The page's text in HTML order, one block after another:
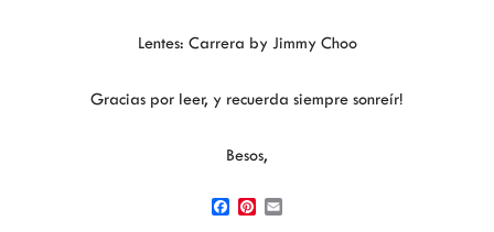
Lentes: Carrera by Jimmy Choo
Gracias por leer, y recuerda siempre sonreír!
Besos,